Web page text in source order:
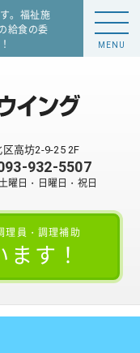
。福祉施
給食の委
高坊2-9-25 2F
932-5507
日・日曜日・祝日
理員・調理補助
す！
MENU